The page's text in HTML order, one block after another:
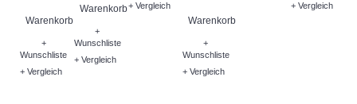
Warenkorb
+
Wunschliste
+ Vergleich
Warenkorb
+
Wunschliste
+ Vergleich
+ Vergleich
Warenkorb
+
Wunschliste
+ Vergleich
+ Vergleich